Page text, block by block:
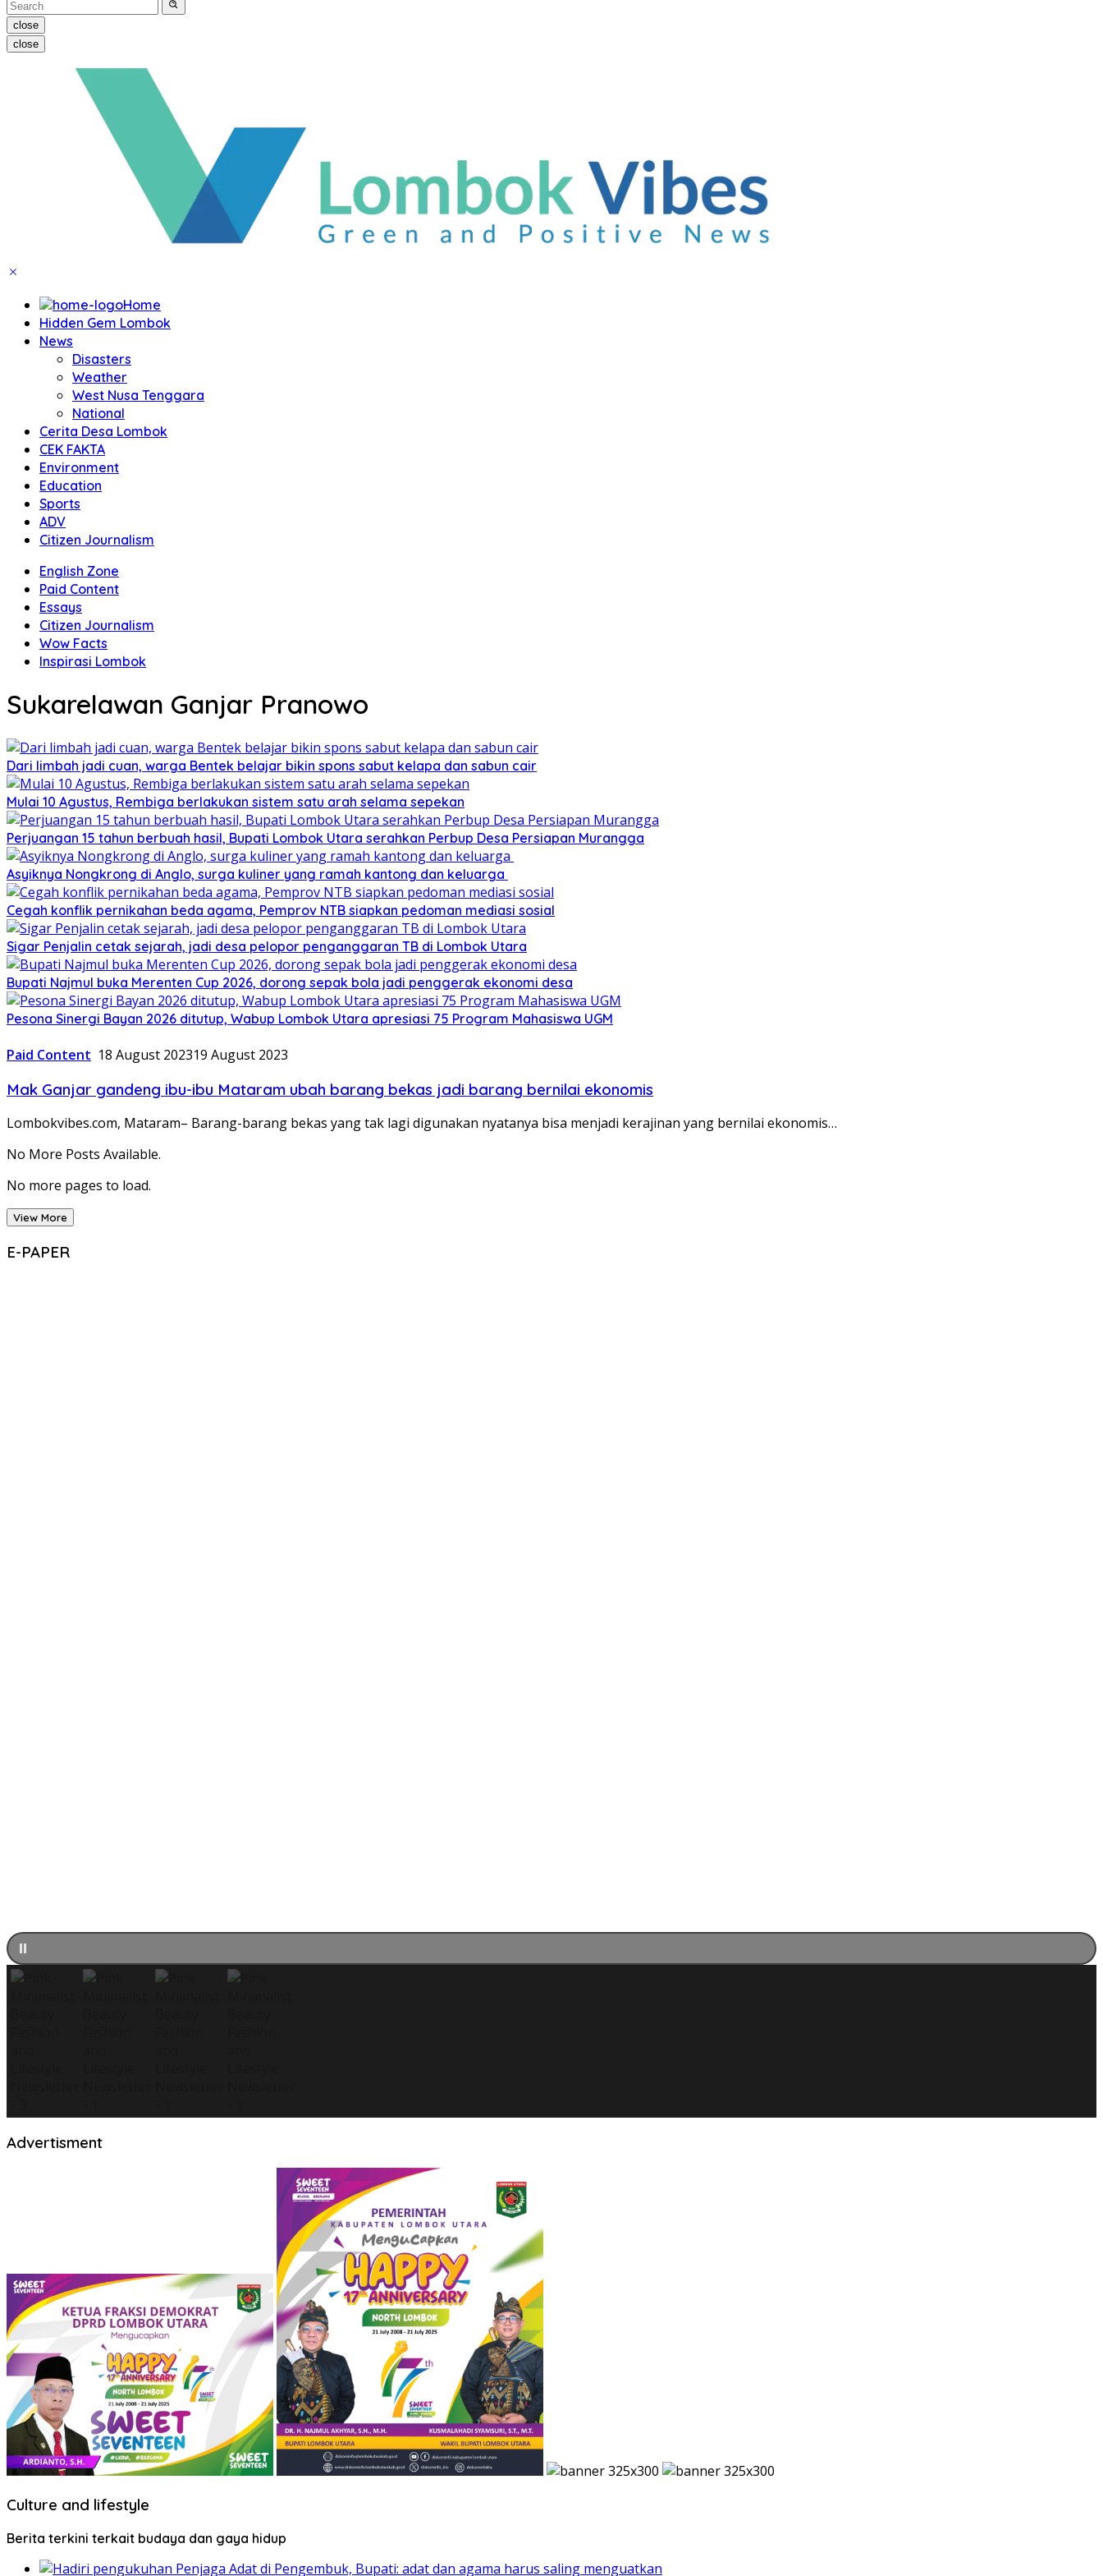
close
close
Home
Hidden Gem Lombok
News
Disasters
Weather
West Nusa Tenggara
National
Cerita Desa Lombok
CEK FAKTA
Environment
Education
Sports
ADV
Citizen Journalism
English Zone
Paid Content
Essays
Citizen Journalism
Wow Facts
Inspirasi Lombok
Sukarelawan Ganjar Pranowo
Dari limbah jadi cuan, warga Bentek belajar bikin spons sabut kelapa dan sabun cair
Mulai 10 Agustus, Rembiga berlakukan sistem satu arah selama sepekan
Perjuangan 15 tahun berbuah hasil, Bupati Lombok Utara serahkan Perbup Desa Persiapan Murangga
Asyiknya Nongkrong di Anglo, surga kuliner yang ramah kantong dan keluarga
Cegah konflik pernikahan beda agama, Pemprov NTB siapkan pedoman mediasi sosial
Sigar Penjalin cetak sejarah, jadi desa pelopor penganggaran TB di Lombok Utara
Bupati Najmul buka Merenten Cup 2026, dorong sepak bola jadi penggerak ekonomi desa
Pesona Sinergi Bayan 2026 ditutup, Wabup Lombok Utara apresiasi 75 Program Mahasiswa UGM
Paid Content 18 August 202319 August 2023
Mak Ganjar gandeng ibu-ibu Mataram ubah barang bekas jadi barang bernilai ekonomis
Lombokvibes.com, Mataram– Barang-barang bekas yang tak lagi digunakan nyatanya bisa menjadi kerajinan yang bernilai ekonomis…
No More Posts Available.
No more pages to load.
View More
E-PAPER
Advertisment
Culture and lifestyle
Berita terkini terkait budaya dan gaya hidup